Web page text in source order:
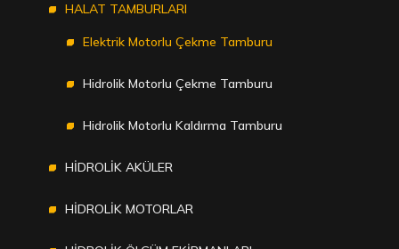
HALAT TAMBURLARI
Elektrik Motorlu Çekme Tamburu
Hidrolik Motorlu Çekme Tamburu
Hidrolik Motorlu Kaldırma Tamburu
HİDROLİK AKÜLER
HİDROLİK MOTORLAR